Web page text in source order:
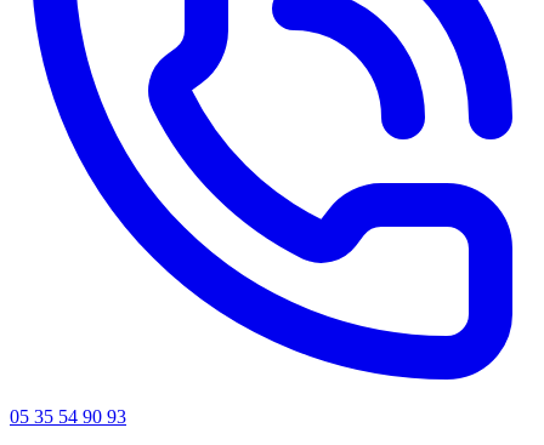
05 35 54 90 93